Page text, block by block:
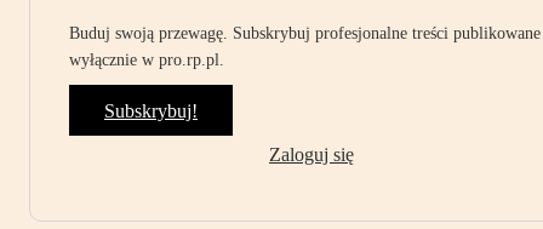
Buduj swoją przewagę. Subskrybuj profesjonalne treści publikowane
wyłącznie w pro.rp.pl.
Subskrybuj!
Zaloguj się